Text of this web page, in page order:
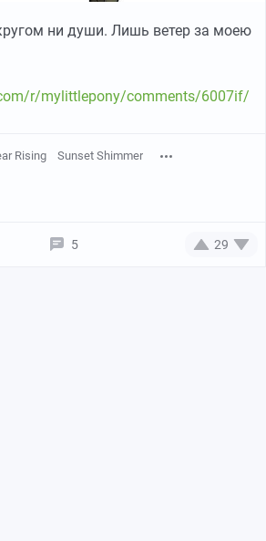
ни души. Лишь ветер за моею
r/mylittlepony/comments/6007if/
Rising Sunset Shimmer
5 29